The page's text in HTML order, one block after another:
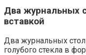
Два журнальных
вставкой
Два журнальных
голубого стекла в